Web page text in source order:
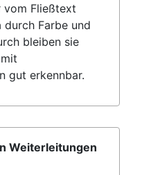
vom Fließtext
Farbe und
bleiben sie
gut erkennbar.
Weiterleitungen